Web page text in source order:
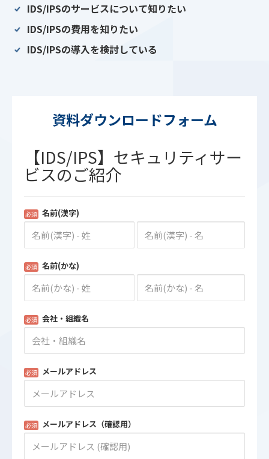
IDS/IPSのサービスについて知りたい
IDS/IPSの費用を知りたい
IDS/IPSの導入を検討している
資料ダウンロードフォーム